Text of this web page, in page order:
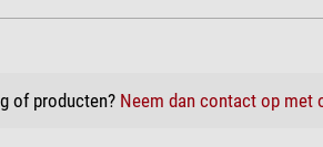
of producten? Neem dan contact op met